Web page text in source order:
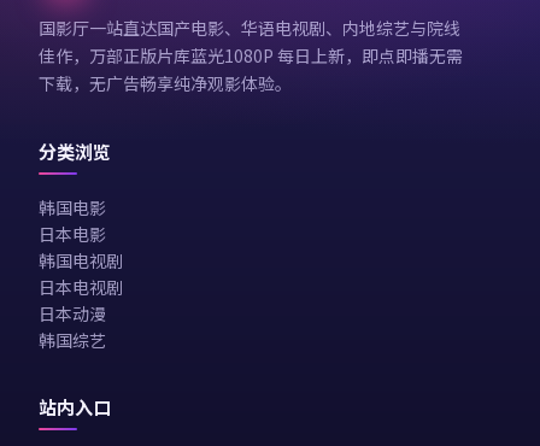
国影厅一站直达国产电影、华语电视剧、内地综艺与院线
佳作，万部正版片库蓝光1080P 每日上新，即点即播无需
下载，无广告畅享纯净观影体验。
分类浏览
韩国电影
日本电影
韩国电视剧
日本电视剧
日本动漫
韩国综艺
站内入口